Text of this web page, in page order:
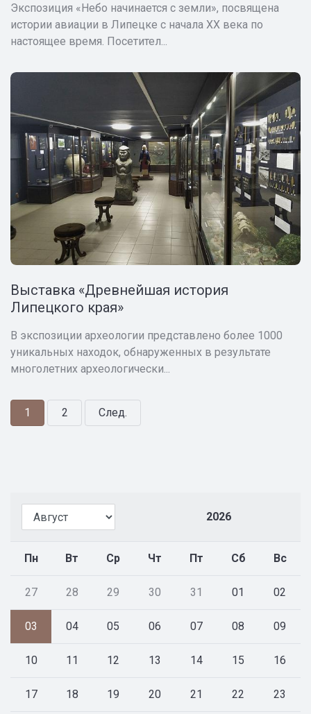
2026
Пн Вт Ср Чт Пт Сб Вс
27 28 29 30 31 01 02
03 04 05 06 07 08 09
10 11 12 13 14 15 16
17 18 19 20 21 22 23
Экспозиция «Небо начинается с земли», посвящена
истории авиации в Липецке с начала ХХ века по
настоящее время. Посетител...
Выставка «Древнейшая история
Липецкого края»
В экспозиции археологии представлено более 1000
уникальных находок, обнаруженных в результате
многолетних археологически...
1 2 След.